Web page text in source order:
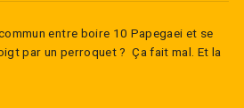
entre boire 10 Papegaei et se
par un perroquet ? Ça fait mal. Et la